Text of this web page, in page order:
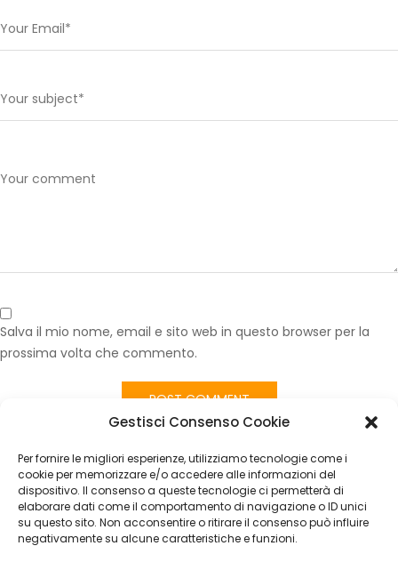
Gestisci Consenso Cookie
Per fornire le migliori esperienze, utilizziamo tecnologie come i
cookie per memorizzare e/o accedere alle informazioni del
dispositivo. Il consenso a queste tecnologie ci permetterà di
elaborare dati come il comportamento di navigazione o ID unici
su questo sito. Non acconsentire o ritirare il consenso può influire
negativamente su alcune caratteristiche e funzioni.
Salva il mio nome, email e sito web in questo browser per la
prossima volta che commento.
Volante SEAT MII Originale Fiat Sterzo Manubrio
CATEGORIES
Nessuna categoria